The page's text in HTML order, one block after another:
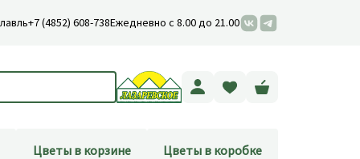
+7 (4852) 608-738Ежедневно с 8.00 до 21.00
Цветы в корзине Цветы в коробке